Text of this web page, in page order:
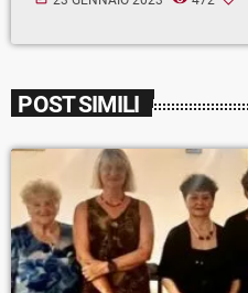
POST SIMILI